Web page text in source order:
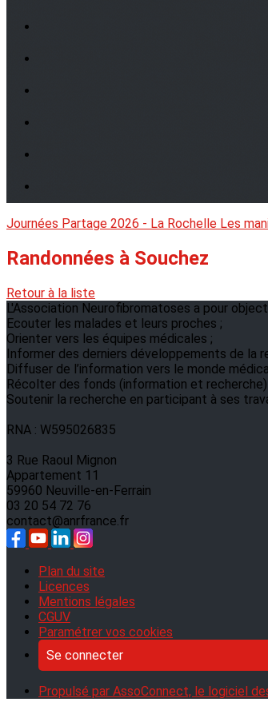
Journées Partage 2026 - La Rochelle Les
Randonnées à Souchez
Retour à la liste
L'Association Neurofibromatoses a pour
Ecouter les malades et leurs proches ;
Orienter vers les équipes médicales ;
Informer des derniers développements de la
Diffuser de l’information vers le monde
Récolter des fonds (information et recherche)
Soutenir la recherche en participant à ses
RNA : W595026835
3 Rue Raoul Mignon
Appartement 11
59960 Neuville-en-Ferrain
03 20 54 72 76
contact@anrfrance.fr
Plan du site
Licences
Mentions légales
CGUV
Paramétrer vos cookies
Se connecter
Propulsé par AssoConnect, le logiciel